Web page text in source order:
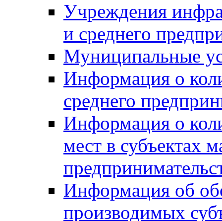
Учреждения
и среднего
Муниципальные
Информация о
среднего
Информация о
мест в субъектах
Информация об
производимых